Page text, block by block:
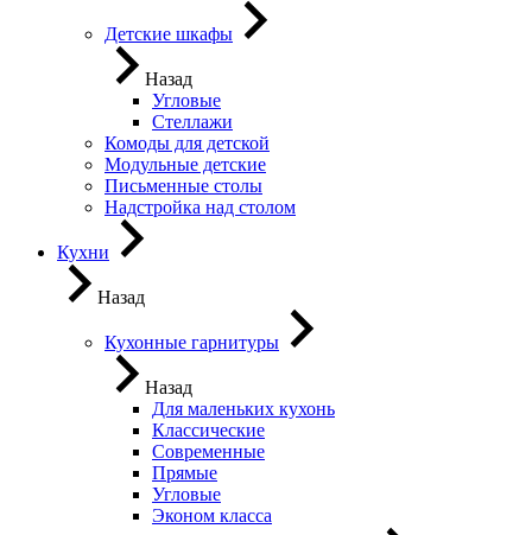
Детские шкафы
Назад
Угловые
Стеллажи
Комоды для детской
Модульные детские
Письменные столы
Надстройка над столом
Кухни
Назад
Кухонные гарнитуры
Назад
Для маленьких кухонь
Классические
Современные
Прямые
Угловые
Эконом класса